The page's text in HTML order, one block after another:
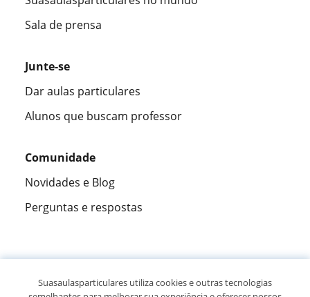
Sala de prensa
Junte-se
Dar aulas particulares
Alunos que buscam professor
Comunidade
Novidades e Blog
Perguntas e respostas
Suasaulasparticulares utiliza cookies e outras tecnologias